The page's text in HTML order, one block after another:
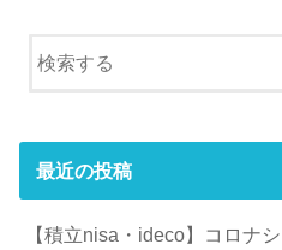
最近の投稿
【積立nisa・ideco】コロナ